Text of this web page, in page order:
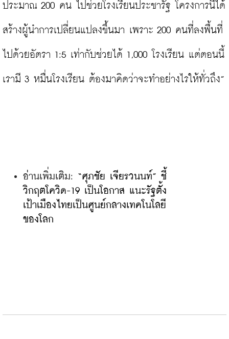
ประมาณ 200 คน ไปช่วยโรงเรียนประชารัฐ โครงการนี้ได้
สร้างผู้นำการเปลี่ยนแปลงขึ้นมา เพราะ 200 คนที่ลงพื้นที่
ไปด้วยอัตรา 1:5 เท่ากับช่วยได้ 1,000 โรงเรียน แต่ตอนนี้
เรามี 3 หมื่นโรงเรียน ต้องมาคิดว่าจะทำอย่างไรให้ทั่วถึง”
อ่านเพิ่มเติม: “ศุภชัย เจียรวนนท์” ชี้
วิกฤตโควิด-19 เป็นโอกาส แนะรัฐตั้ง
เป้าเมืองไทยเป็นศูนย์กลางเทคโนโลยี
ของโลก